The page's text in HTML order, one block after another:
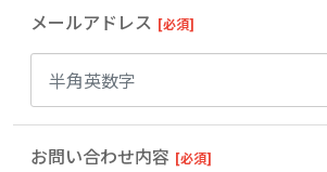
メールアドレス [必須]
お問い合わせ内容 [必須]